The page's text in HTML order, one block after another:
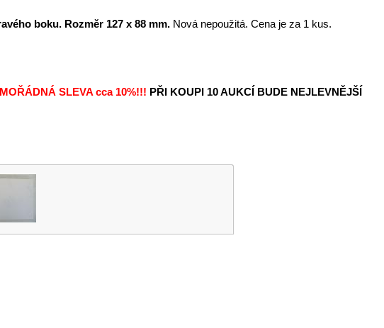
boku. Rozměr 127 x 88 mm. Nová nepoužitá. Cena je za 1 kus.
SLEVA cca 10%!!! PŘI KOUPI 10 AUKCÍ BUDE NEJLEVNĚJŠÍ